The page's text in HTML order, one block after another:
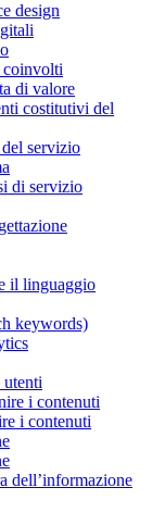
design
coinvolti
di valore
costitutivi del
servizio
di servizio
il linguaggio
keywords)
i contenuti
i contenuti
dell’informazione